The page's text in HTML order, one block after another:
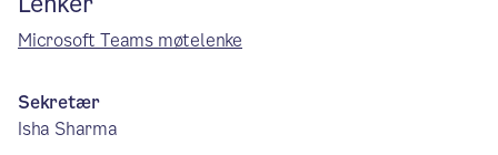
Microsoft Teams møtelenke
Sekretær
Isha Sharma